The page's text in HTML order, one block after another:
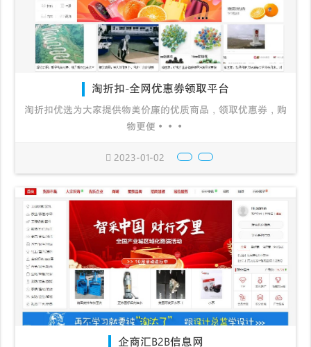
淘折扣-全网优惠券领取平台
淘折扣优选为大家提供物美价廉的优质商品，领取优惠券，购
物更便···
2023-01-02
企商汇B2B信息网